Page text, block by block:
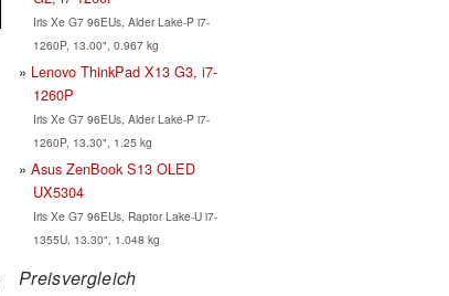
Iris Xe G7 96EUs, Alder Lake-P i7-
1260P, 13.00", 0.967 kg
Lenovo ThinkPad X13 G3, i7-
1260P
Iris Xe G7 96EUs, Alder Lake-P i7-
1260P, 13.30", 1.25 kg
Asus ZenBook S13 OLED
UX5304
Iris Xe G7 96EUs, Raptor Lake-U i7-
1355U, 13.30", 1.048 kg
Preisvergleich